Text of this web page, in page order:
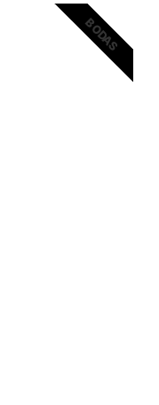
BODAS